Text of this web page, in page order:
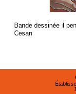
Bande dessinée il
Cesan